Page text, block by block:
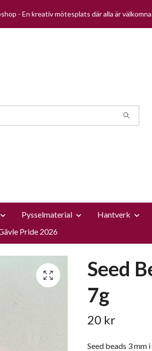
- En kreativ mötesplats där alla är
Pysselmaterial Hantverk
Pride 2026
Seed
7g
20 kr
Seed beads 3 mm